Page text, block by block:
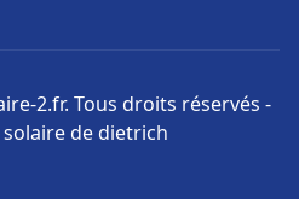
2.fr. Tous droits réservés -
de dietrich